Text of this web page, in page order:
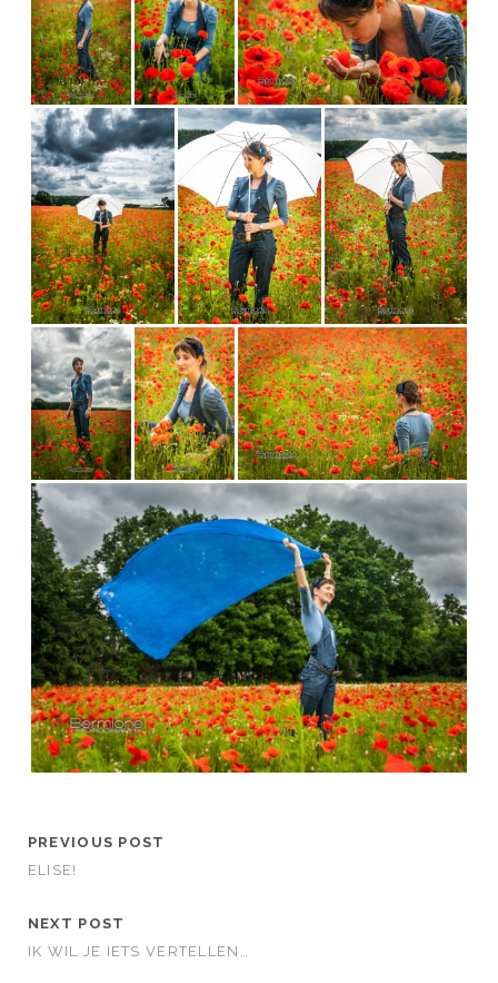
PREVIOUS POST
ELISE!
NEXT POST
IK WIL JE IETS VERTELLEN…